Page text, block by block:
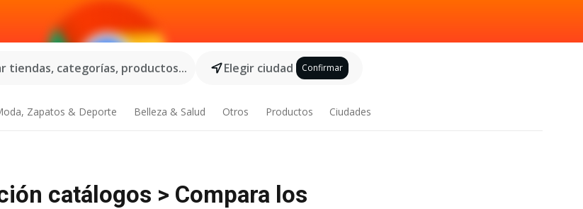
tiendas, categorías, productos...
Elegir ciudad Confirmar
Zapatos & Deporte Belleza & Salud Otros Productos Ciudades
catálogos > Compara los